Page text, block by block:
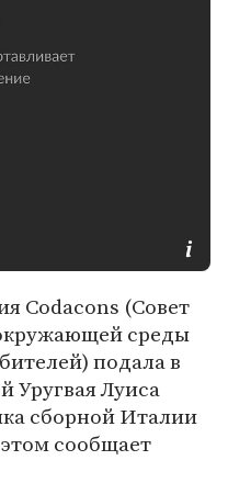
Codacons (Совет
среды
подала в
Уругвая Луиса
сборной Италии
сообщает